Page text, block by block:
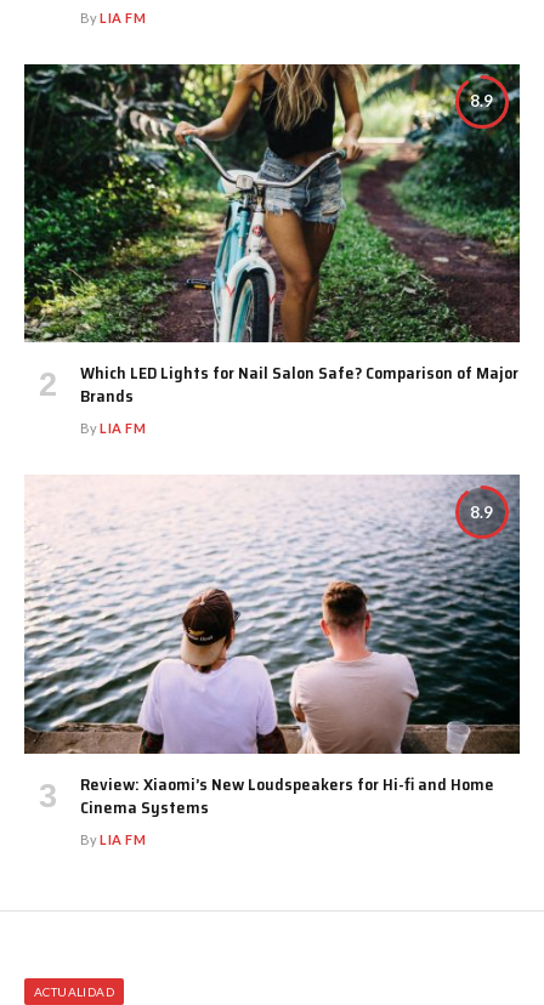
ByLIA FM
8.9
Which LED Lights for Nail Salon Safe? Comparison of Major
Brands
ByLIA FM
8.9
Review: Xiaomi’s New Loudspeakers for Hi-fi and Home
Cinema Systems
ByLIA FM
ACTUALIDAD